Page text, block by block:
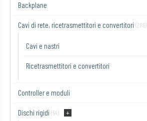
Backplane
Cavi di rete, ricetrasmettitori e convertitori (286)
Cavi e nastri
Ricetrasmettitori e convertitori
Controller e moduli
Dischi rigidi (54)